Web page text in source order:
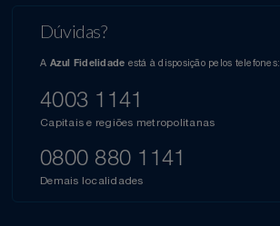
Dúvidas?
A Azul Fidelidade está à disposição pelos telefones:
4003 1141
Capitais e regiões metropolitanas
0800 880 1141
Demais localidades